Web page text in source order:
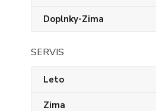
Doplnky-Zima
SERVIS
Leto
Zima